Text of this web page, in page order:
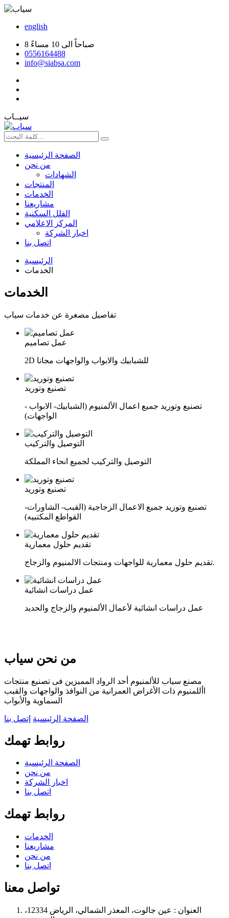
english
8 صباحاً الى 10 مساءً
0556164488
info@siabsa.com
سيــاب
الصفحة الرئيسية
من نحن
الشهادات
المنتجات
الخدمات
مشاريعنا
الفلل السكنية
المركز الاعلامي
اخبار الشركة
اتصل بنا
الرئيسية
الخدمات
الخدمات
تفاصيل مصغرة عن خدمات سياب
عمل تصاميم
2D للشبابيك والابواب والواجهات مجانا
تصنيع وتوريد
تصنيع وتوريد جميع اعمال الألمنيوم (الشبابيك- الابواب -
الواجهات)
التوصيل والتركيب
التوصيل والتركيب لجميع انحاء المملكة
تصنيع وتوريد
تصنيع وتوريد جميع الاعمال الزجاجية (القبب- الشاورات-
القواطع المكتبيه)
تقديم حلول معمارية
تقديم حلول معمارية للواجهات ومنتجات الالمنيوم والزجاج.
عمل دراسات انشائية
عمل دراسات انشائية لأعمال الألمنيوم والزجاج والحديد
من نحن سياب
مصنع سياب للألمنيوم أحد الرواد المميزين فى تصنيع منتجات
األلمنيوم ذات الأغراض العمرانية من النوافذ والواجهات والقبب
السماوية والأبواب
الصفحة الرئيسية إتصل بنا
روابط تهمك
الصفحة الرئيسية
من نحن
اخبار الشركة
اتصل بنا
روابط تهمك
الخدمات
مشاريعنا
من نحن
اتصل بنا
تواصل معنا
العنوان :
عين جالوت، المعذر الشمالي، الرياض 12334،